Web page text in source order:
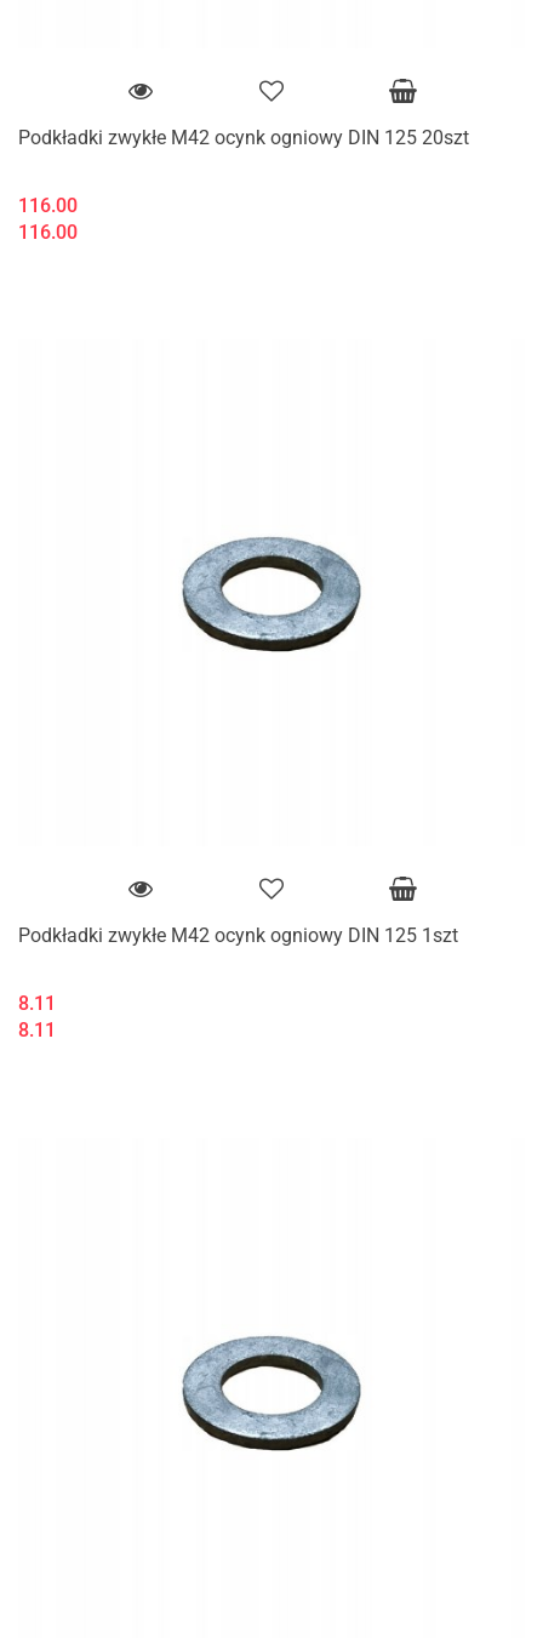
Podkładki zwykłe M42 ocynk ogniowy DIN 125 20szt
116.00
116.00
Podkładki zwykłe M42 ocynk ogniowy DIN 125 1szt
8.11
8.11